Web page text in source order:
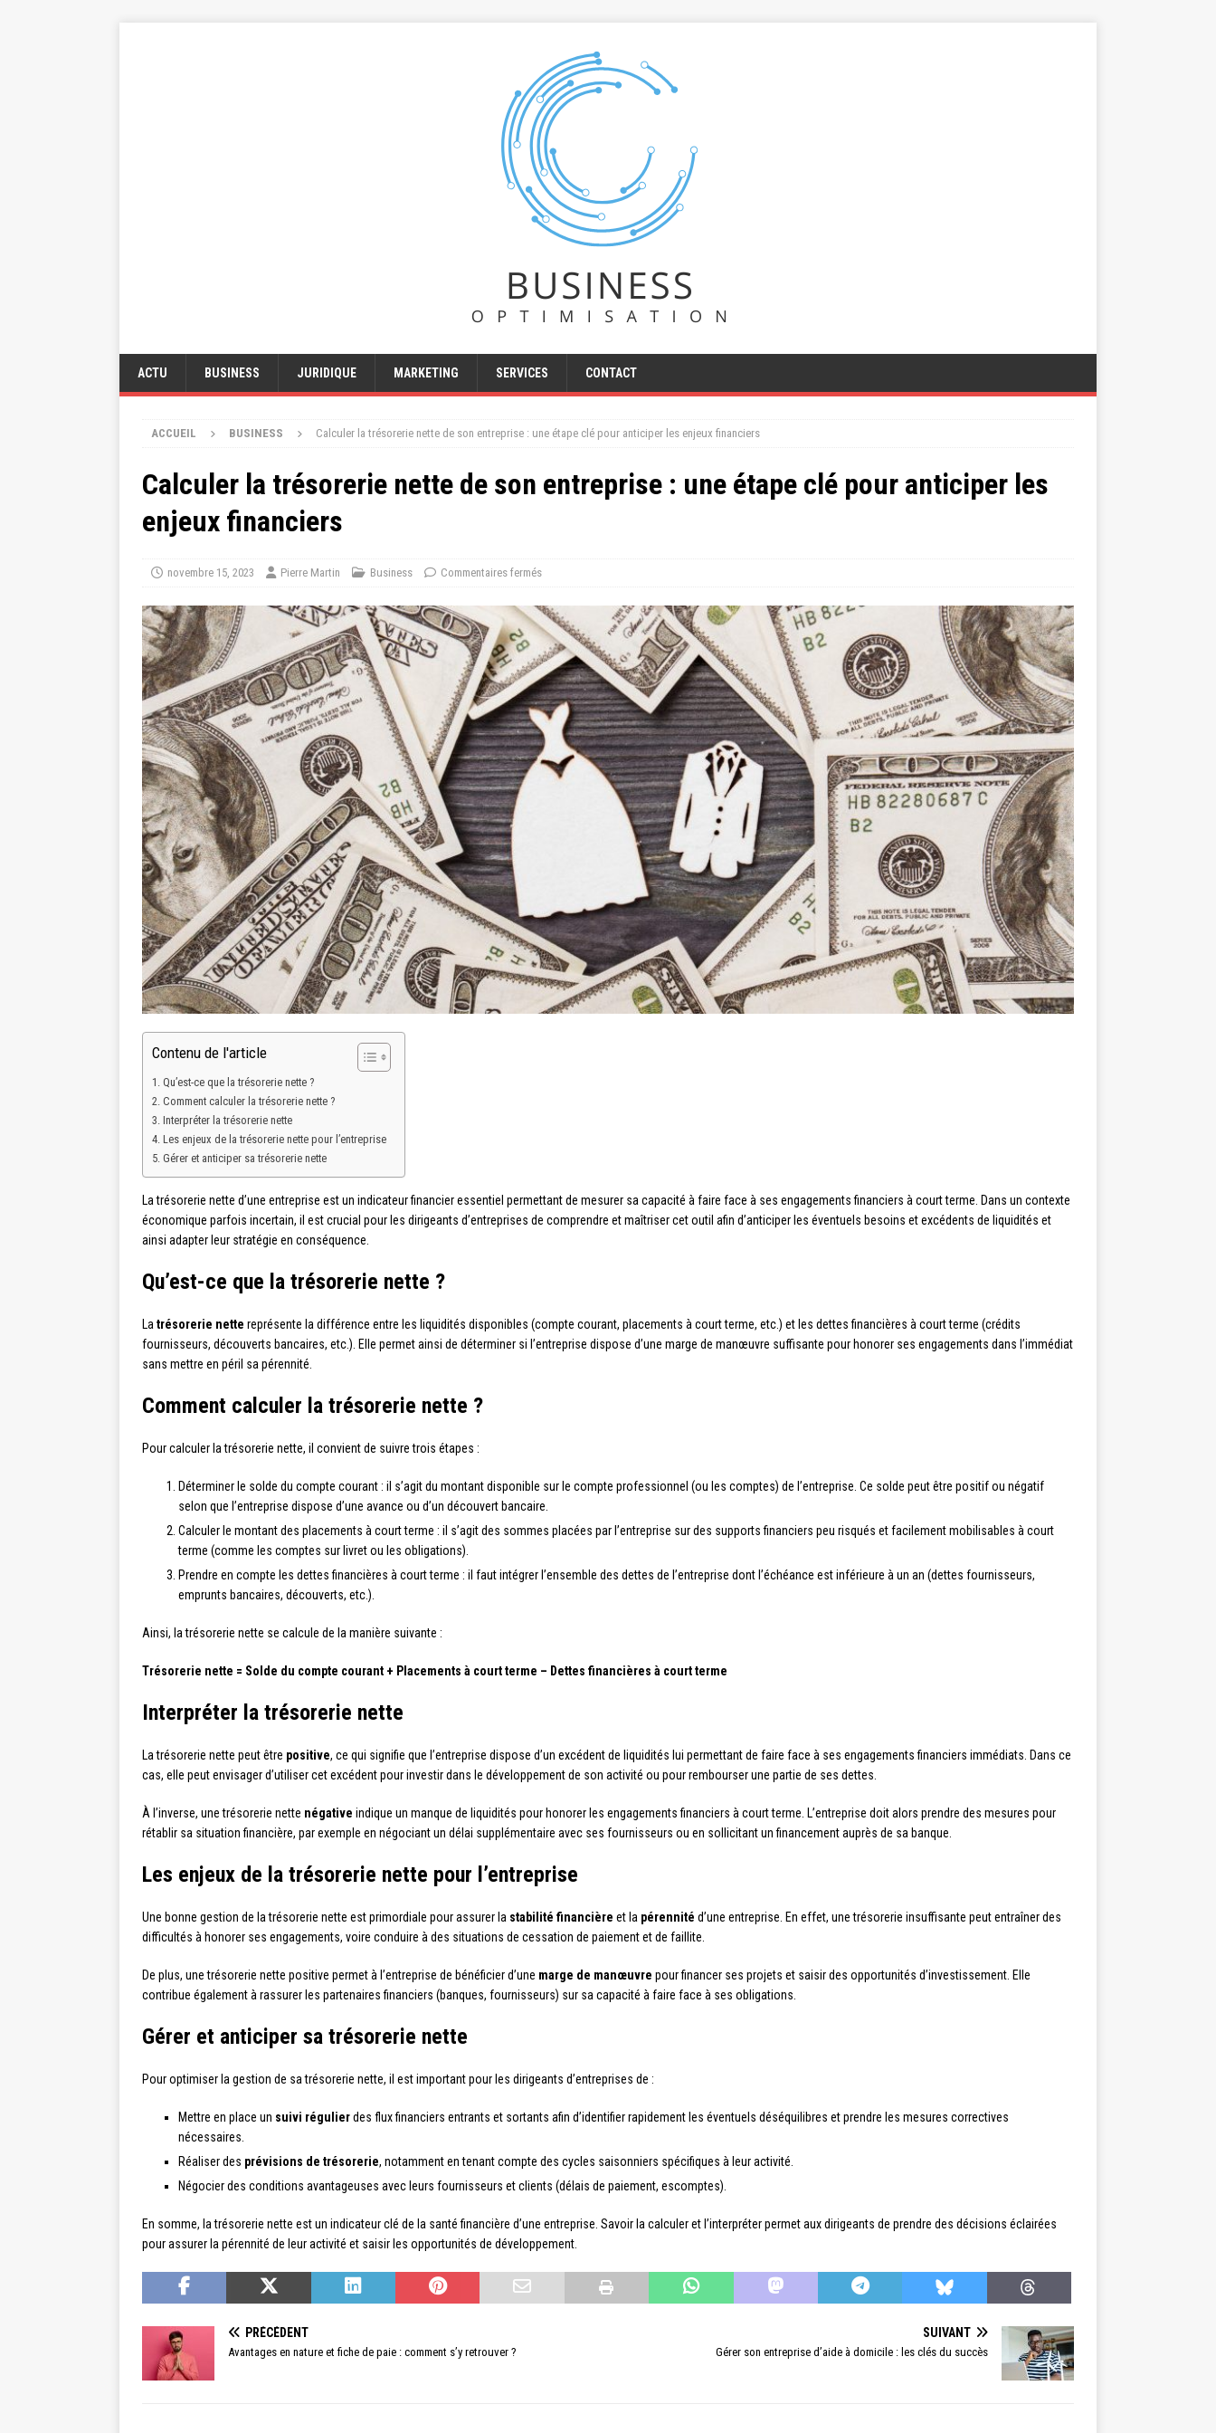
ACTU BUSINESS JURIDIQUE MARKETING SERVICES CONTACT
ACCUEIL BUSINESS Calculer la trésorerie nette de son entreprise : une étape clé pour anticiper les enjeux financiers
Calculer la trésorerie nette de son entreprise : une étape clé pour anticiper les
enjeux financiers
novembre 15, 2023 Pierre Martin Business Commentaires fermés
Contenu de l'article
Qu’est-ce que la trésorerie nette ?
Comment calculer la trésorerie nette ?
Interpréter la trésorerie nette
Les enjeux de la trésorerie nette pour l’entreprise
Gérer et anticiper sa trésorerie nette
La trésorerie nette d’une entreprise est un indicateur financier essentiel permettant de mesurer sa capacité à faire face à ses engagements financiers à court terme. Dans un contexte
économique parfois incertain, il est crucial pour les dirigeants d’entreprises de comprendre et maîtriser cet outil afin d’anticiper les éventuels besoins et excédents de liquidités et
ainsi adapter leur stratégie en conséquence.
Qu’est-ce que la trésorerie nette ?
La trésorerie nette représente la différence entre les liquidités disponibles (compte courant, placements à court terme, etc.) et les dettes financières à court terme (crédits
fournisseurs, découverts bancaires, etc.). Elle permet ainsi de déterminer si l’entreprise dispose d’une marge de manœuvre suffisante pour honorer ses engagements dans l’immédiat
sans mettre en péril sa pérennité.
Comment calculer la trésorerie nette ?
Pour calculer la trésorerie nette, il convient de suivre trois étapes :
Déterminer le solde du compte courant : il s’agit du montant disponible sur le compte professionnel (ou les comptes) de l’entreprise. Ce solde peut être positif ou négatif
selon que l’entreprise dispose d’une avance ou d’un découvert bancaire.
Calculer le montant des placements à court terme : il s’agit des sommes placées par l’entreprise sur des supports financiers peu risqués et facilement mobilisables à court
terme (comme les comptes sur livret ou les obligations).
Prendre en compte les dettes financières à court terme : il faut intégrer l’ensemble des dettes de l’entreprise dont l’échéance est inférieure à un an (dettes fournisseurs,
emprunts bancaires, découverts, etc.).
Ainsi, la trésorerie nette se calcule de la manière suivante :
Trésorerie nette = Solde du compte courant + Placements à court terme – Dettes financières à court terme
Interpréter la trésorerie nette
La trésorerie nette peut être positive, ce qui signifie que l’entreprise dispose d’un excédent de liquidités lui permettant de faire face à ses engagements financiers immédiats. Dans ce
cas, elle peut envisager d’utiliser cet excédent pour investir dans le développement de son activité ou pour rembourser une partie de ses dettes.
À l’inverse, une trésorerie nette négative indique un manque de liquidités pour honorer les engagements financiers à court terme. L’entreprise doit alors prendre des mesures pour
rétablir sa situation financière, par exemple en négociant un délai supplémentaire avec ses fournisseurs ou en sollicitant un financement auprès de sa banque.
Les enjeux de la trésorerie nette pour l’entreprise
Une bonne gestion de la trésorerie nette est primordiale pour assurer la stabilité financière et la pérennité d’une entreprise. En effet, une trésorerie insuffisante peut entraîner des
difficultés à honorer ses engagements, voire conduire à des situations de cessation de paiement et de faillite.
De plus, une trésorerie nette positive permet à l’entreprise de bénéficier d’une marge de manœuvre pour financer ses projets et saisir des opportunités d’investissement. Elle
contribue également à rassurer les partenaires financiers (banques, fournisseurs) sur sa capacité à faire face à ses obligations.
Gérer et anticiper sa trésorerie nette
Pour optimiser la gestion de sa trésorerie nette, il est important pour les dirigeants d’entreprises de :
Mettre en place un suivi régulierdes flux financiers entrants et sortants afin d’identifier rapidement les éventuels déséquilibres et prendre les mesures correctives
nécessaires.
Réaliser des prévisions de trésorerie, notamment en tenant compte des cycles saisonniers spécifiques à leur activité.
Négocier des conditions avantageuses avec leurs fournisseurs et clients (délais de paiement, escomptes).
En somme, la trésorerie nette est un indicateur clé de la santé financière d’une entreprise. Savoir la calculer et l’interpréter permet aux dirigeants de prendre des décisions éclairées
pour assurer la pérennité de leur activité et saisir les opportunités de développement.
PRÉCÉDENT
Avantages en nature et fiche de paie : comment s’y retrouver ?
SUIVANT
Gérer son entreprise d’aide à domicile : les clés du succès